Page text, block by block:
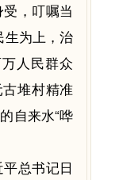
，叮嘱当
生为上，治
人民群众
堆村精准
自来水“哗
总书记日